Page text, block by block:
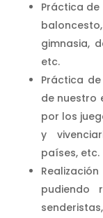
Práctica
gimnasia,
etc.
Práctica
de nuestro
por los
y
países, etc.
pudiendo